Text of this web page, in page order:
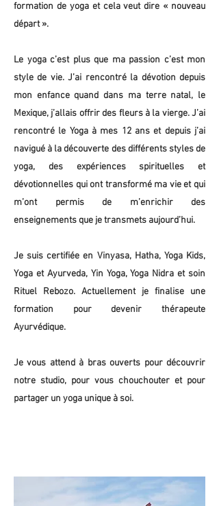
formation de yoga et cela veut dire « nouveau
départ ».
Le yoga c’est plus que ma passion c’est mon
style de vie. J’ai rencontré la dévotion depuis
mon enfance quand dans ma terre natal, le
Mexique, j’allais offrir des fleurs à la vierge. J’ai
rencontré le Yoga à mes 12 ans et depuis j’ai
navigué à la découverte des différents styles de
yoga, des expériences spirituelles et
dévotionnelles qui ont transformé ma vie et qui
m’ont permis de m’enrichir des
enseignements que je transmets aujourd’hui.
Je suis certifiée en Vinyasa, Hatha, Yoga Kids,
Yoga et Ayurveda, Yin Yoga, Yoga Nidra et soin
Rituel Rebozo. Actuellement je finalise une
formation pour devenir thérapeute
Ayurvédique.
Je vous attend à bras ouverts pour découvrir
notre studio, pour vous chouchouter et pour
partager un yoga unique à soi.